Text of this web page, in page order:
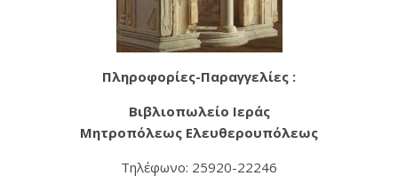
Πληροφορίες-Παραγγελίες :
Βιβλιοπωλείο Ιεράς
Μητροπόλεως Ελευθερουπόλεως
Τηλέφωνο: 25920-22246